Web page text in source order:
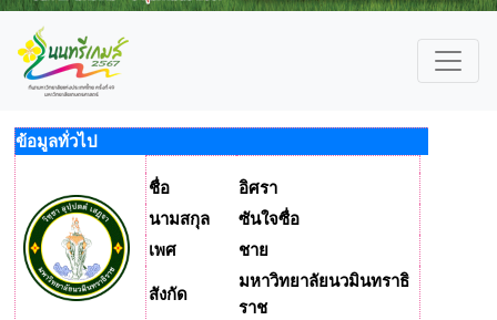
ข้อมูลทั่วไป
ชื่อ
อิศรา
นามสกุล
ซันใจซื่อ
เพศ
ชาย
สังกัด
มหาวิทยาลัยนวมินทราธิ
ราช